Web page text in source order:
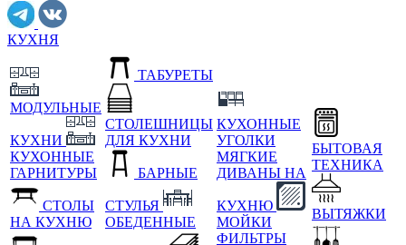
КУХНЯ
МОДУЛЬНЫЕ
КУХНИ
КУХОННЫЕ
ГАРНИТУРЫ
СТОЛЫ
НА КУХНЮ
ТАБУРЕТЫ
СТОЛЕШНИЦЫ
ДЛЯ КУХНИ
БАРНЫЕ
СТУЛЬЯ
ОБЕДЕННЫЕ
КУХОННЫЕ
УГОЛКИ
МЯГКИЕ
ДИВАНЫ НА
КУХНЮ
МОЙКИ
ФИЛЬТРЫ
БЫТОВАЯ
ТЕХНИКА
ВЫТЯЖКИ